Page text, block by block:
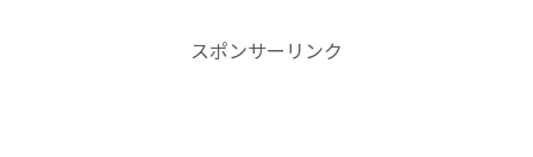
スポンサーリンク